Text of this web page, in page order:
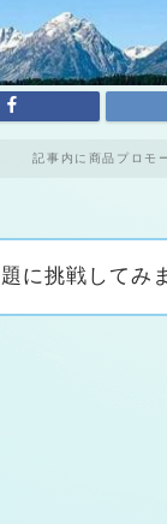
記事内に商品プロモ
に挑戦してみ